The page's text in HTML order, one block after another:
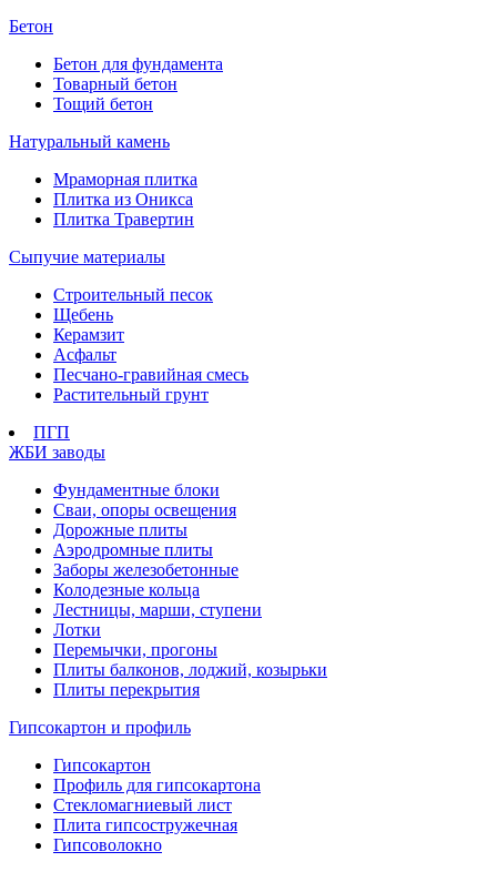
Бетон
Бетон для фундамента
Товарный бетон
Тощий бетон
Натуральный камень
Мраморная плитка
Плитка из Оникса
Плитка Травертин
Сыпучие материалы
Строительный песок
Щебень
Керамзит
Асфальт
Песчано-гравийная смесь
Растительный грунт
ПГП
ЖБИ заводы
Фундаментные блоки
Сваи, опоры освещения
Дорожные плиты
Аэродромные плиты
Заборы железобетонные
Колодезные кольца
Лестницы, марши, ступени
Лотки
Перемычки, прогоны
Плиты балконов, лоджий, козырьки
Плиты перекрытия
Гипсокартон и профиль
Гипсокартон
Профиль для гипсокартона
Стекломагниевый лист
Плита гипсостружечная
Гипсоволокно